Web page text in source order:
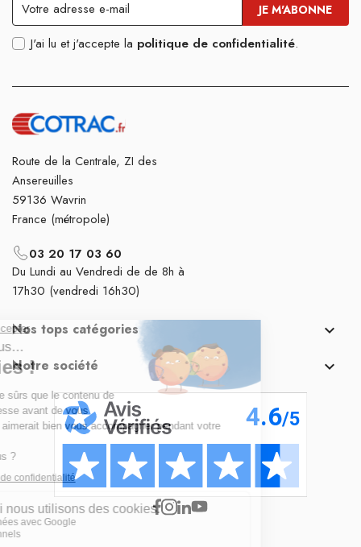
J'ai lu et j'accepte la politique de confidentialité.
Route de la Centrale, ZI des
Ansereuilles
59136 Wavrin
France (métropole)
03 20 17 03 60
Du Lundi au Vendredi de de 8h à
17h30 (vendredi 16h30)
Nos tops catégories 
Notre société 